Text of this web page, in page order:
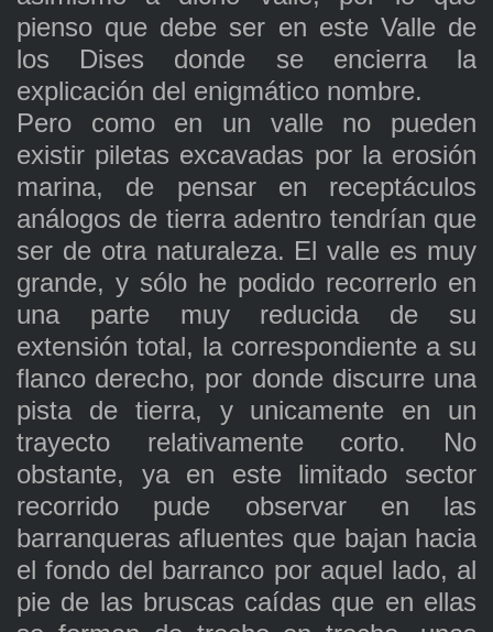
pienso que debe ser en este Valle de
los Dises donde se encierra la
explicación del enigmático nombre.
Pero como en un valle no pueden
existir piletas excavadas por la erosión
marina, de pensar en receptáculos
análogos de tierra adentro tendrían que
ser de otra naturaleza. El valle es muy
grande, y sólo he podido recorrerlo en
una parte muy reducida de su
extensión total, la correspondiente a su
flanco derecho, por donde discurre una
pista de tierra, y unicamente en un
trayecto relativamente corto. No
obstante, ya en este limitado sector
recorrido pude observar en las
barranqueras afluentes que bajan hacia
el fondo del barranco por aquel lado, al
pie de las bruscas caídas que en ellas